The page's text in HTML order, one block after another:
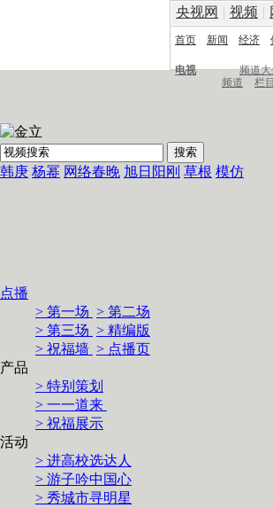
央视网 | 视频 |
首页 新闻 经济
电视 频道
频道
栏目
韩庚 杨幂 网络春晚 旭日阳刚 草根 模仿
点播
> 第一场 > 第二场
> 第三场 > 精编版
> 祝福墙 > 点播页
产品
> 特别策划
> 一一道来
> 祝福展示
活动
> 进高校选达人
> 游子吟中国心
> 秀城市寻明星